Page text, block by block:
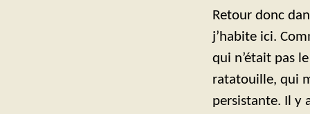
Retour donc
j’habite ici.
qui n’était pas
ratatouille, qui
persistante. Il y